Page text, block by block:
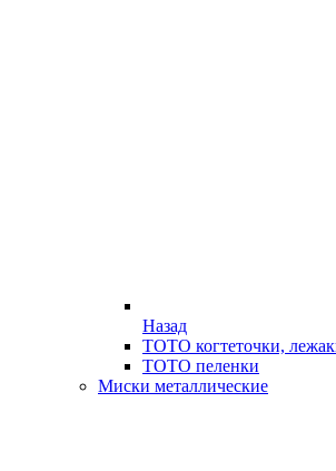
Назад
ТОТО когтеточки,
ТОТО пеленки
Миски металлические